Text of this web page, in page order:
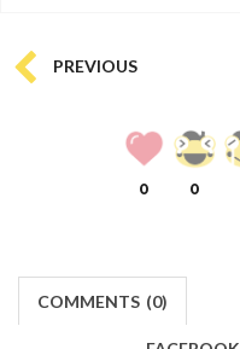
PREVIOUS
0 0
COMMENTS (0)